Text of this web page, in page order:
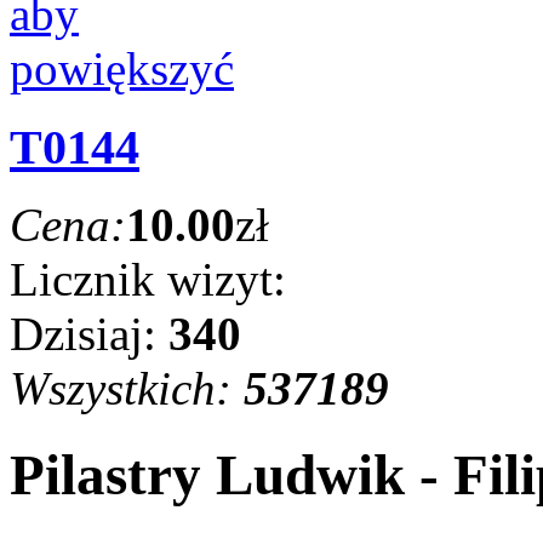
T0144
Cena:10.00zł
Licznik wizyt:
Dzisiaj: 340
Wszystkich: 537189
Pilastry Ludwik -